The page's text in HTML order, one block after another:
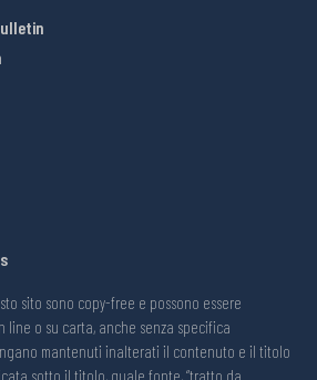
sito sono copy-free e possono essere
o su carta, anche senza specifica
mantenuti inalterati il contenuto e il titolo
sotto il titolo, quale fonte, “tratto da